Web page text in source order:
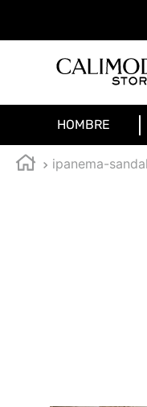
HOMBRE
ipanema-